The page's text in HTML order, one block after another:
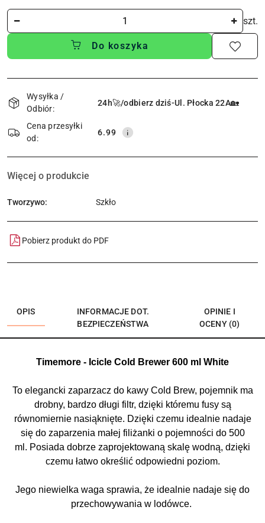
szt.
Do koszyka
Dostępność
i
dostawa
Wysyłka /
Odbiór:
24h🚀/odbierz dziś-Ul. Płocka 22A🏡
Cena przesyłki
od:
6.99
Więcej o produkcie
Tworzywo: Szkło
Pobierz produkt do PDF
OPIS
INFORMACJE DOT.
BEZPIECZEŃSTWA
OPINIE I
OCENY (0)
Timemore - Icicle Cold Brewer 600 ml White
To elegancki zaparzacz do kawy Cold Brew, pojemnik ma
drobny, bardzo długi filtr, dzięki któremu fusy są
równomiernie nasiąknięte. Dzięki czemu idealnie nadaje
się do zaparzenia małej filiżanki o pojemności do 500
ml. Posiada dobrze zaprojektowaną skalę wodną, ​​dzięki
czemu łatwo określić odpowiedni poziom.
Jego niewielka waga sprawia, że ​​idealnie nadaje się do
przechowywania w lodówce.